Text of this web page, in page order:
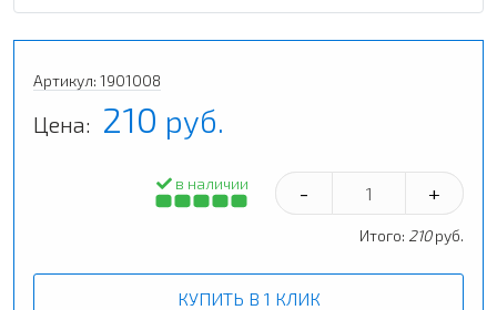
Артикул: 1901008
Цена: 210 руб.
в наличии - +
Итого: 210руб.
КУПИТЬ В 1 КЛИК